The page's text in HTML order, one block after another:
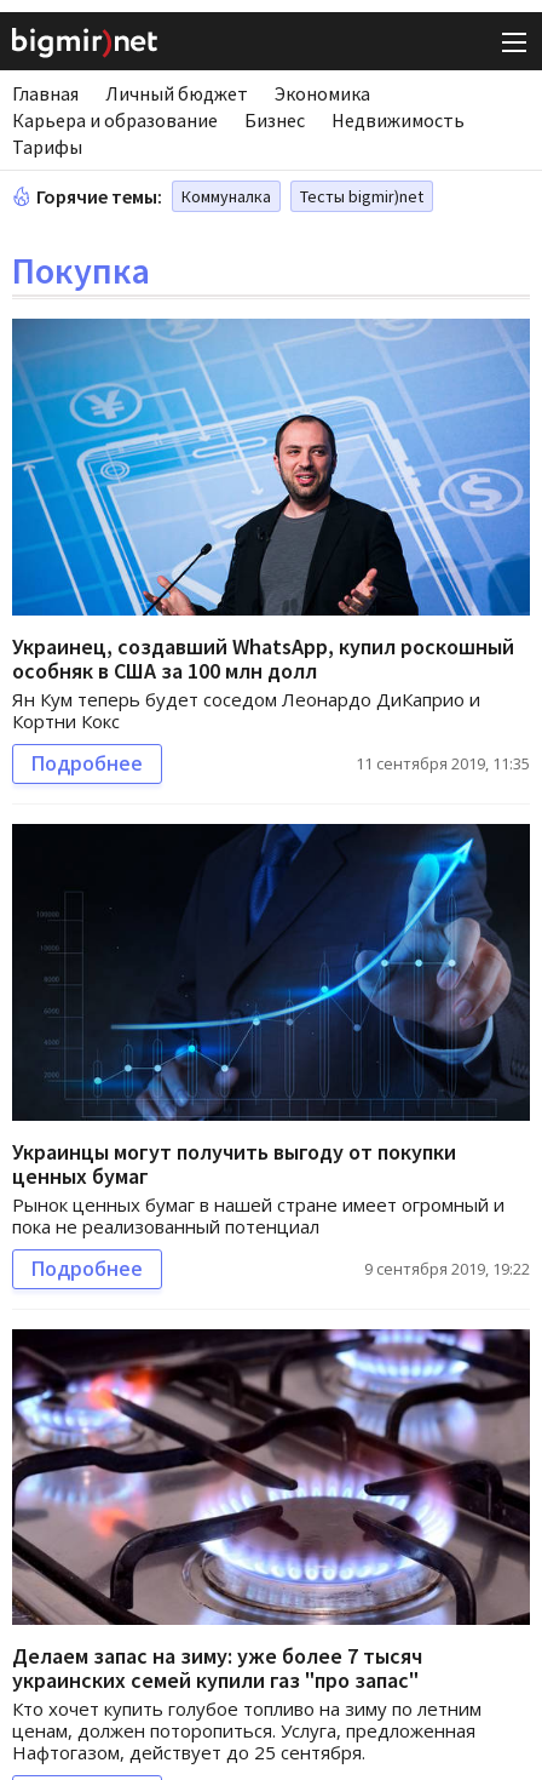
Главная Личный бюджет
Экономика
Карьера и образование
Бизнес
Недвижимость
Тарифы
Горячие темы: Коммуналка Тесты bigmir)net
Покупка
Украинец, создавший WhatsApp, купил роскошный
особняк в США за 100 млн долл
Ян Кум теперь будет соседом Леонардо ДиКаприо и
Кортни Кокс
Подробнее 11 сентября 2019, 11:35
Украинцы могут получить выгоду от покупки
ценных бумаг
Рынок ценных бумаг в нашей стране имеет огромный и
пока не реализованный потенциал
Подробнее 9 сентября 2019, 19:22
Делаем запас на зиму: уже более 7 тысяч
украинских семей купили газ "про запас"
Кто хочет купить голубое топливо на зиму по летним
ценам, должен поторопиться. Услуга, предложенная
Нафтогазом, действует до 25 сентября.